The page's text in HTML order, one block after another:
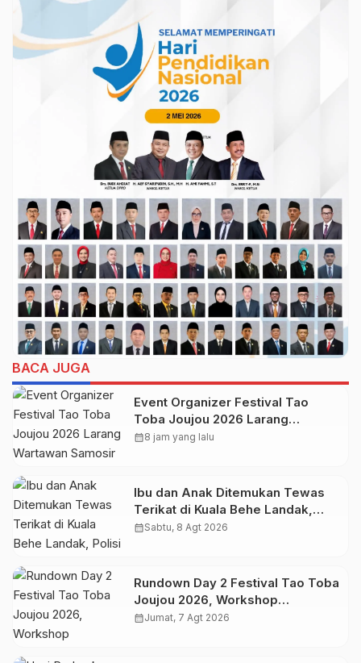
BACA JUGA
Event Organizer Festival Tao
Toba Joujou 2026 Larang
Wartawan Samosir Untuk
calendar_month8 jam yang lalu
Ibu dan Anak Ditemukan Tewas
Terikat di Kuala Behe Landak,
Polisi Selidiki Kasusnya
calendar_monthSabtu, 8 Agt 2026
Rundown Day 2 Festival Tao Toba
Joujou 2026, Workshop
Pengembangan UMKM
calendar_monthJumat, 7 Agt 2026